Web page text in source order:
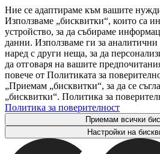
Ние се адаптираме към вашите
Използваме „бисквитки“, които са
устройство, за да събираме
данни. Използваме ги за
наред с други неща, за да
да отговаря на вашите
повече от Политиката за
„Приемам „бисквитки“, за да се
„бисквитки“. Политика за
Политика за поверителност
Приемам всички
Настройки на